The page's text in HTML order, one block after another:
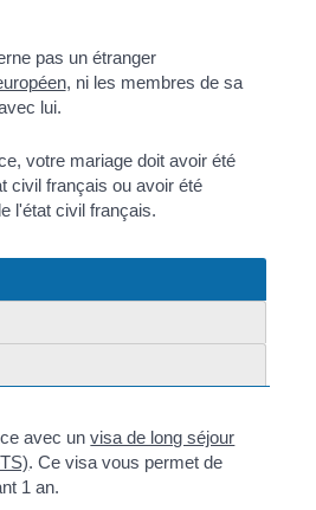
pas un étranger
, ni les membres de sa
lui.
votre mariage doit avoir été
civil français ou avoir été
l'état civil français.
avec unvisa de long séjour
. Ce visa vous permet de
1 an.